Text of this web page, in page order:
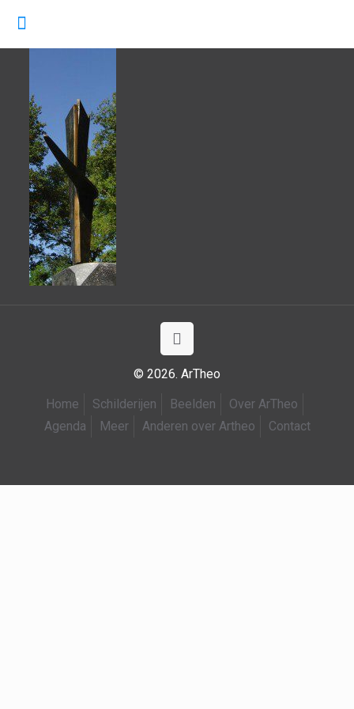
© 2026. ArTheo
Home
Schilderijen Beelden
Over ArTheo
Agenda
Meer Anderen over Artheo Contact